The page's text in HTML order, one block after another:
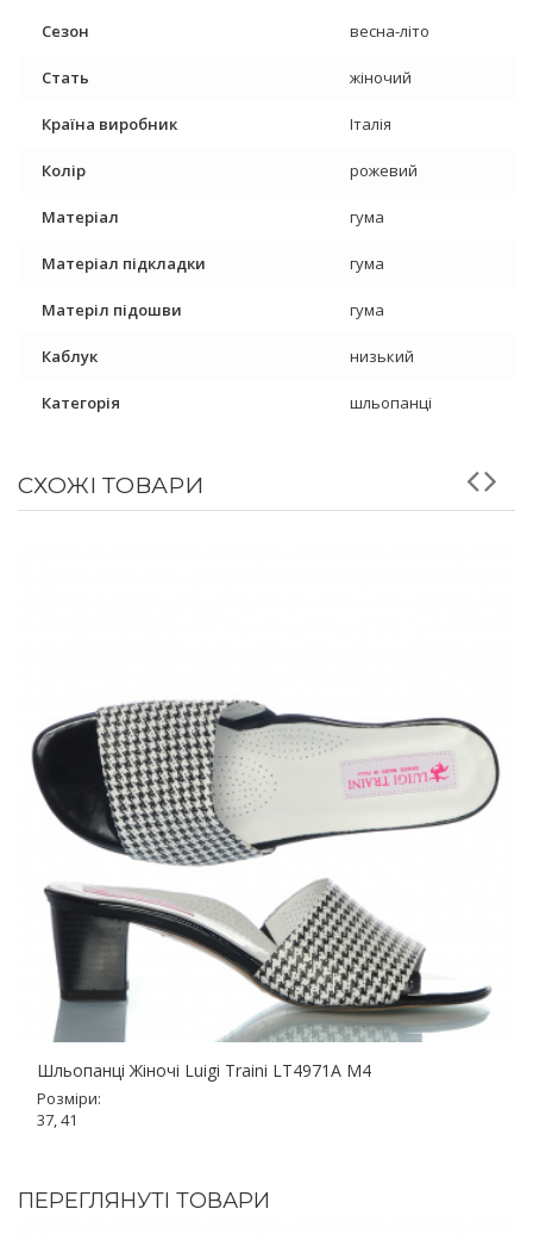
Сезон весна-літо
Стать жіночий
Країна виробник Італія
Колір рожевий
Матеріал гума
Матеріал підкладки гума
Матеріл підошви гума
Каблук низький
Категорія шльопанці
СХОЖІ ТОВАРИ
Шльопанці Жіночі Luigi Traini LT4971A M4
Розміри:
37, 41
ПЕРЕГЛЯНУТІ ТОВАРИ